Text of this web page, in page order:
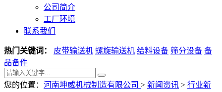
公司简介
工厂环境
联系我们
热门关键词： 皮带输送机 螺旋输送机 给料设备 筛分设备 备
品备件
您的位置： 河南坤威机械制造有限公司 > 新闻资讯 > 行业新